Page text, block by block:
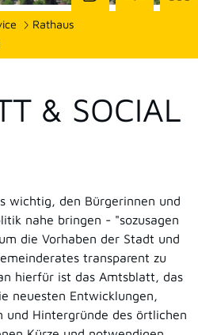
RathausSeite
& SOCIAL
wichtig, den Bürgerinnen und
nahe bringen - "sozusagen
die Vorhaben der Stadt und
transparent zu
hierfür ist das Amtsblatt, das
neuesten Entwicklungen,
und Hintergründe des örtlichen